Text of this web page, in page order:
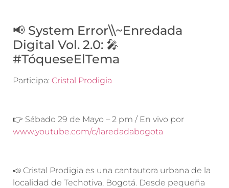
📢 System Error\\~Enredada
Digital Vol. 2.0: 🎤
#TóqueseElTema
Participa: Cristal Prodigia
👉 Sábado 29 de Mayo – 2 pm / En vivo por
www.youtube.com/c/laredadabogota
📣 Cristal Prodigia es una cantautora urbana de la
localidad de Techotiva, Bogotá. Desde pequeña